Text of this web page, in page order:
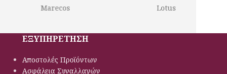
ΕΞΥΠΗΡΕΤΗΣΗ
Αποστολές Προϊόντων
Ασφάλεια Συναλλαγών